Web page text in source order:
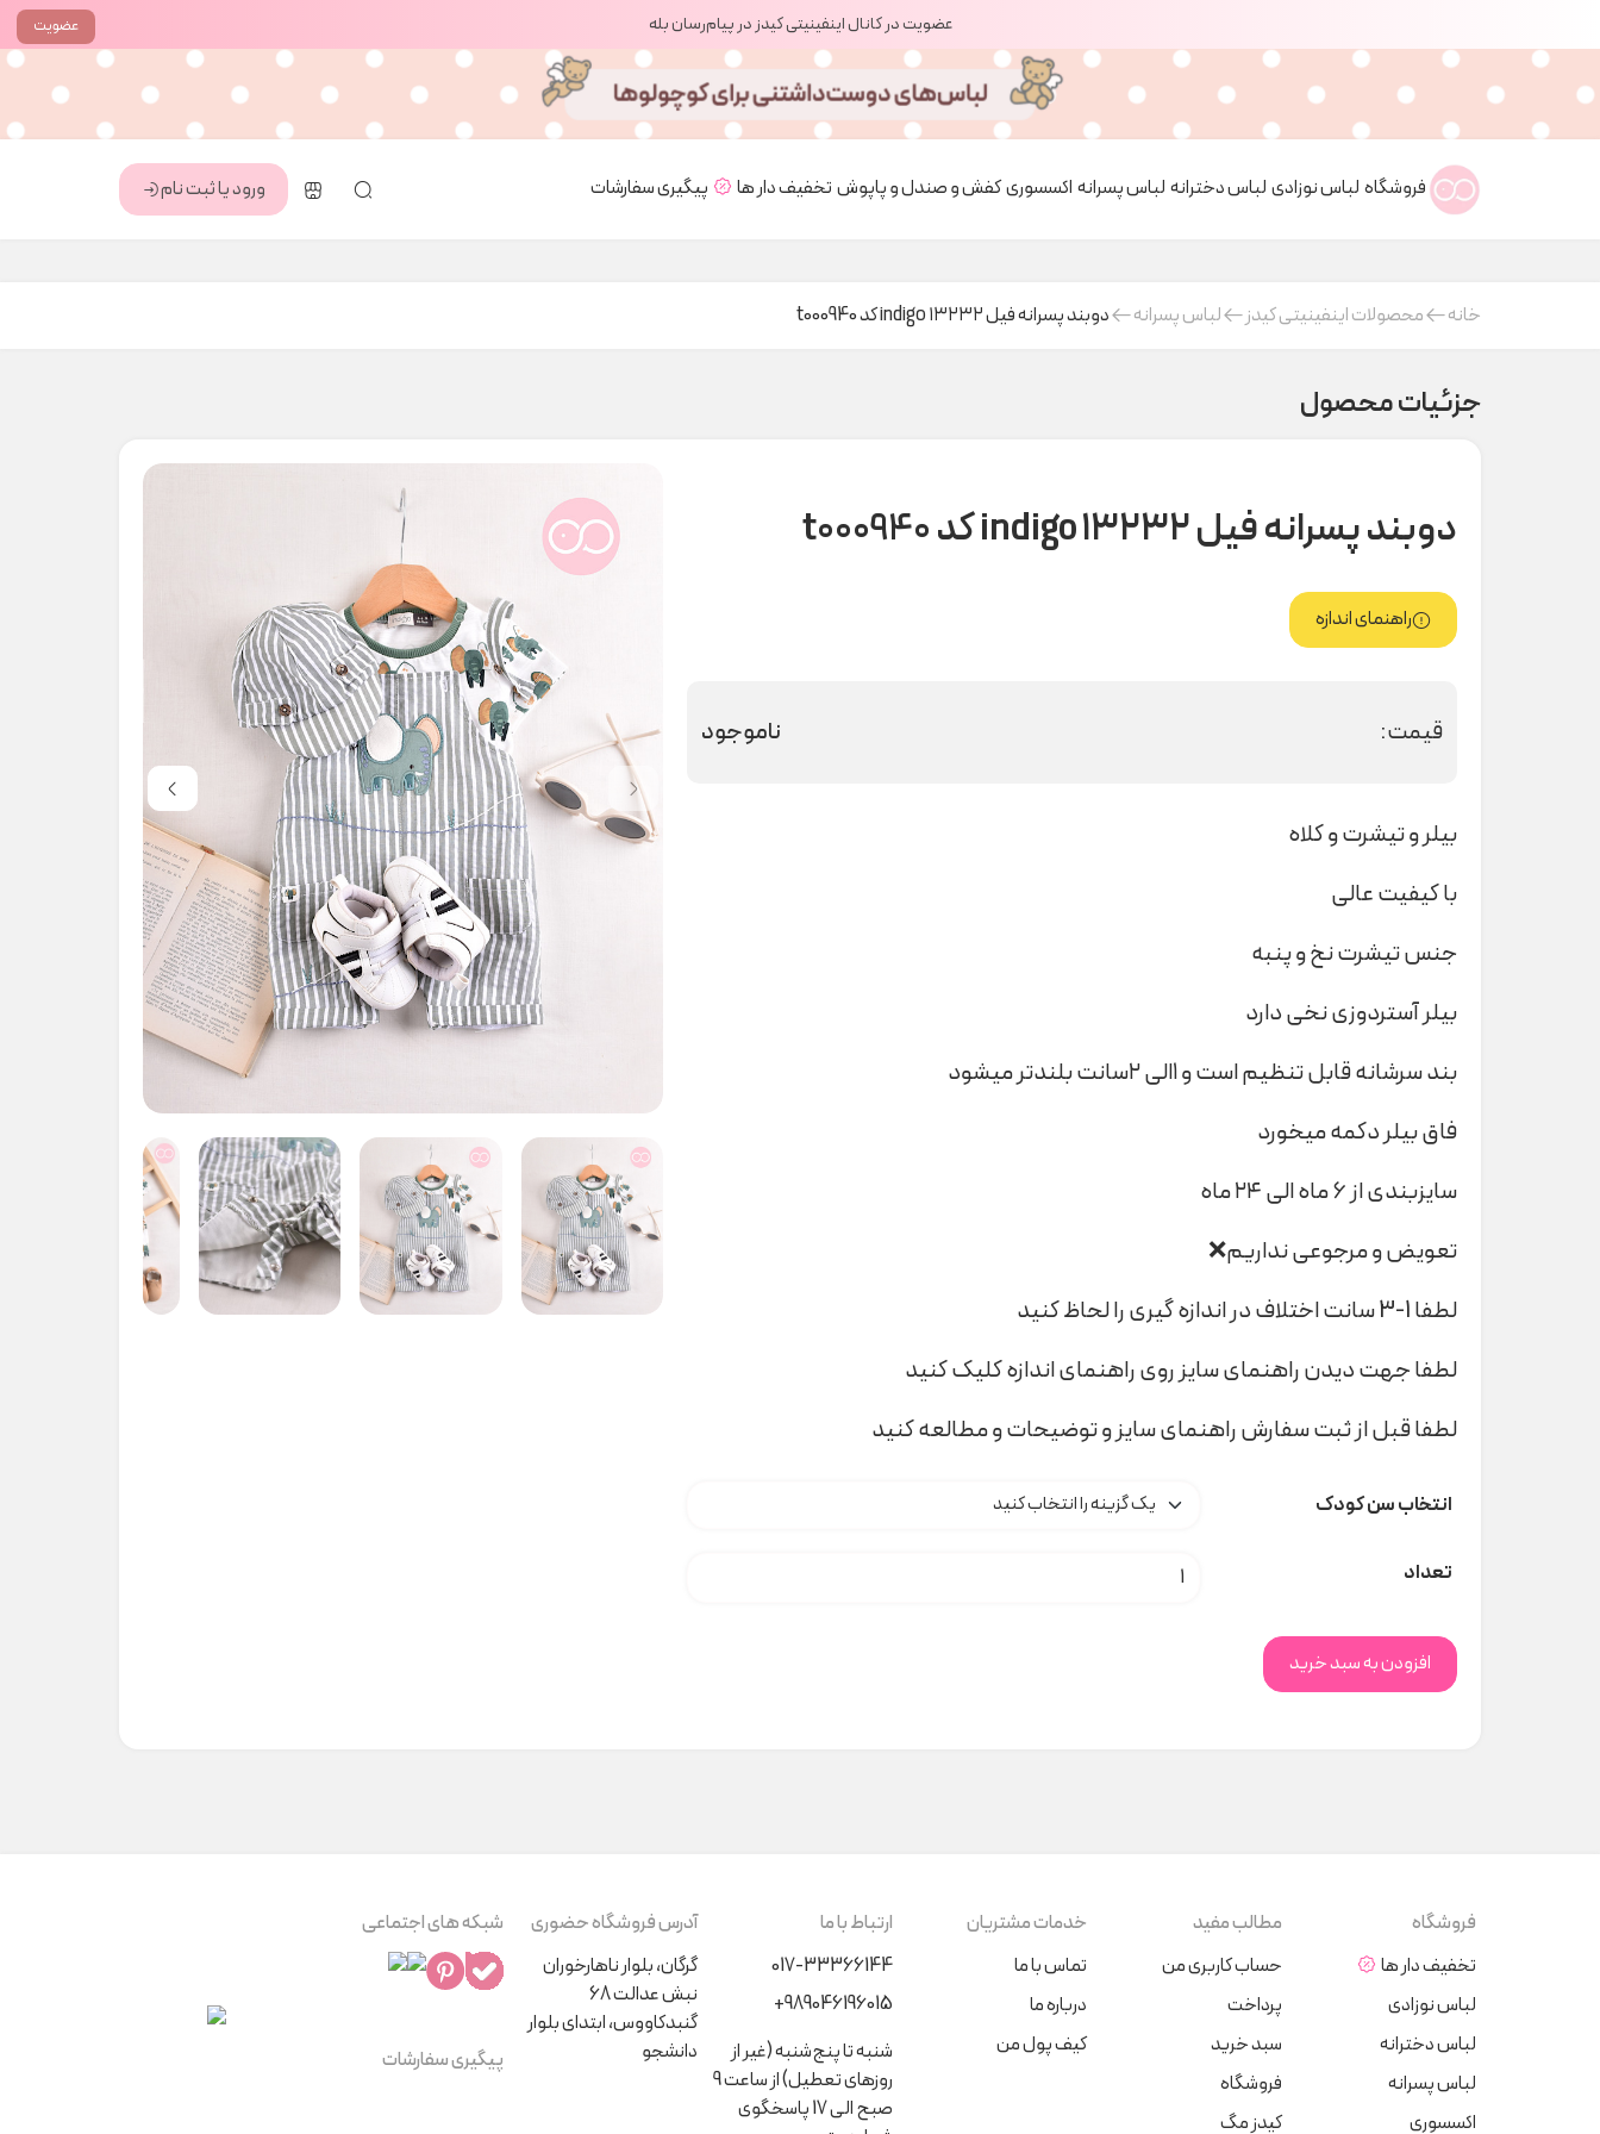
عضویت عضویت در کانال اینفینیتی کیدز در پیام‌رسان بله
فروشگاه لباس نوزادی لباس دخترانه لباس پسرانه اکسسوریکفش و صندل و پاپوش تخفیف دار ها پیگیری سفارشات ورود یا ثبت نام
خانه محصولات اینفینیتی کیدز لباس پسرانه دوبند پسرانه فیل ۱۳۲۳۲ indigo کد t000940
جزئیات محصول
دوبند پسرانه فیل ۱۳۲۳۲ indigo کد t000940
راهنمای اندازه
قیمت: ناموجود
بیلر و تیشرت و کلاه
با کیفیت عالی
جنس تیشرت نخ و پنبه
بیلر آستردوزی نخی دارد
بند سرشانه قابل تنظیم است و ۱الی ۲سانت بلندتر میشود
فاق بیلر دکمه میخورد
سایزبندی از ۶ ماه الی ۲۴ ماه
تعویض و مرجوعی نداریم❌
لطفا 1-3 سانت اختلاف در اندازه گیری را لحاظ کنید
لطفا جهت دیدن راهنمای سایز روی راهنمای اندازه کلیک کنید
لطفا قبل از ثبت سفارش راهنمای سایز و توضیحات و مطالعه کنید
انتخاب سن کودک
تعداد دوبند پسرانه فیل ۱۳۲۳۲ indigo کد t000940 عدد
افزودن به سبد خرید
فروشگاه
تخفیف دار ها
لباس نوزادی
لباس دخترانه
لباس پسرانه
اکسسوری
مطالب مفید
حساب کاربری من
پرداخت
سبد خرید
فروشگاه
کیدز مگ
خدمات مشتریان
تماس با ما
درباره ما
کیف پول من
ارتباط با ما
017-33366144
+989046196015
شنبه تا پنج‌شنبه (غیر از
روزهای تعطیل) از ساعت 9
صبح الی 17 پاسخگوی
آدرس فروشگاه حضوری
گرگان، بلوار ناهارخوران
نبش عدالت 68
گنبدکاووس، ابتدای بلوار
دانشجو
شبکه های اجتماعی
پیگیری سفارشات